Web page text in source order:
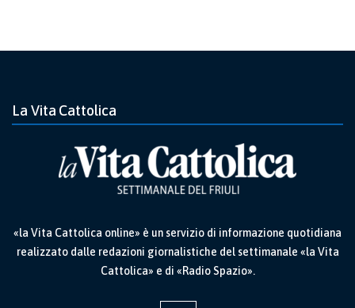
La Vita Cattolica
«la Vita Cattolica online» è un servizio di informazione quotidiana
realizzato dalle redazioni giornalistiche del settimanale «la Vita
Cattolica» e di «Radio Spazio».